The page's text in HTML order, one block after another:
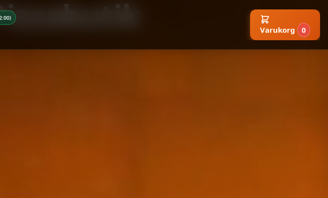
Varukorg 0